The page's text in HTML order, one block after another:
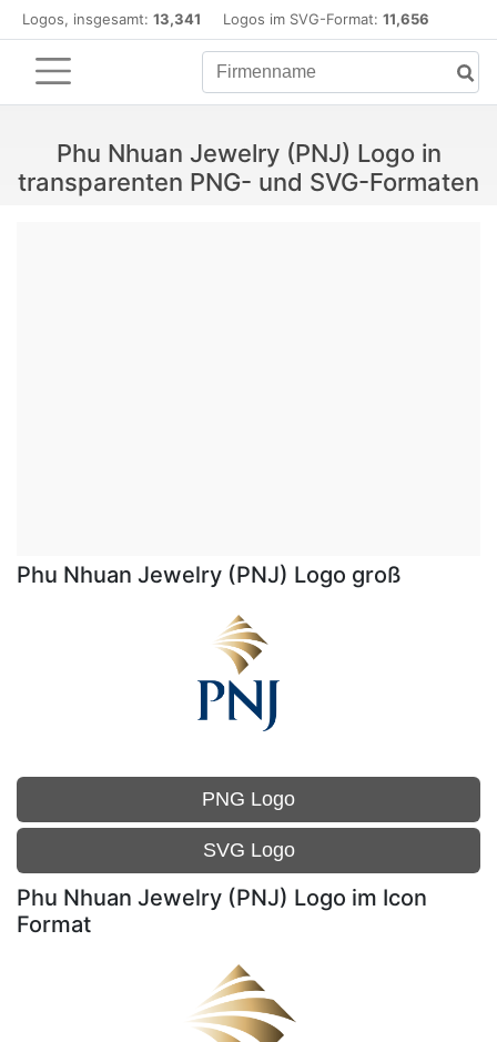
Logos, insgesamt: 13,341 Logos im SVG-Format: 11,656
Phu Nhuan Jewelry (PNJ) Logo in
transparenten PNG- und SVG-Formaten
Phu Nhuan Jewelry (PNJ) Logo groß
PNG Logo
SVG Logo
Phu Nhuan Jewelry (PNJ) Logo im Icon
Format